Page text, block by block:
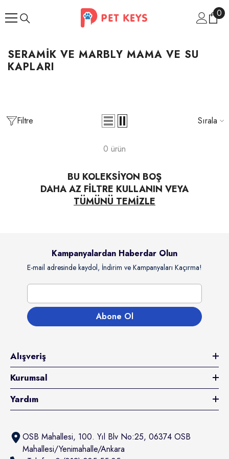
00
SERAMIK VE MARBLY MAMA VE SU
KAPLARI
Kuzulu & Somonlu Ve
Yetişkin Köpek Konserve Yaş
400 Gr
100.00TL Kazanç 94.80TL
Filtre Sırala
0 ürün
BU KOLEKSIYON BOŞ
DAHA AZ FILTRE KULLANIN VEYA
TÜMÜNÜ TEMIZLE
Kampanyalardan Haberdar Olun
E-mail adresinde kaydol, İndirim ve Kampanyaları Kaçırma!
Abone Ol
Alışveriş
Kurumsal
Yardım
OSB Mahallesi, 100. Yıl Blv No:25, 06374 OSB
Mahallesi/Yenimahalle/Ankara